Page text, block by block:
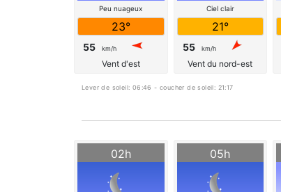
Peu nuageux
23°
55 km/h
Vent d'est
Ciel clair
21°
55 km/h
Vent du nord-est
Lever de soleil: 06:46 - coucher de soleil: 21:17
02h
05h